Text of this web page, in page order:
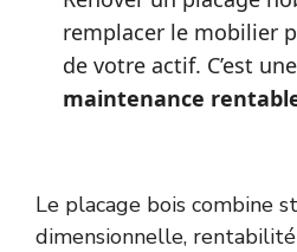
remplacer le mobilier
de votre actif. C’est une
maintenance
Le placage bois combine
dimensionnelle,